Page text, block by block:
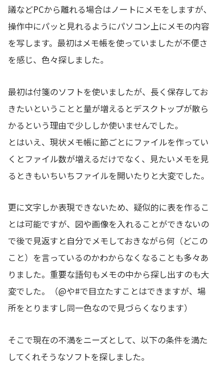
議などPCから離れる場合はノートにメモをしますが、
操作中にパッと見れるようにパソコン上にメモの内容
を写します。最初はメモ帳を使っていましたが不便さ
を感じ、色々探しました。
最初は付箋のソフトを使いましたが、長く保存してお
きたいということと量が増えるとデスクトップが散ら
かるという理由で少ししか使いませんでした。
とはいえ、現状メモ帳に節ごとにファイルを作ってい
くとファイル数が増えるだけでなく、見たいメモを見
るときもいちいちファイルを開いたりと大変でした。
更に文字しか表現できないため、疑似的に表を作るこ
とは可能ですが、図や画像を入れることができないの
で後で見返すと自分でメモしておきながら何（どこの
こと）を言っているのかわからなくなることも多々あ
りました。重要な語句もメモの中から探し出すのも大
変でした。（@や#で目立たすことはできますが、場
所をとりますし同一色なので見づらくなります）
そこで現在の不満をニーズとして、以下の条件を満た
してくれそうなソフトを探しました。